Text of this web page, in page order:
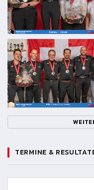
TERMINE &